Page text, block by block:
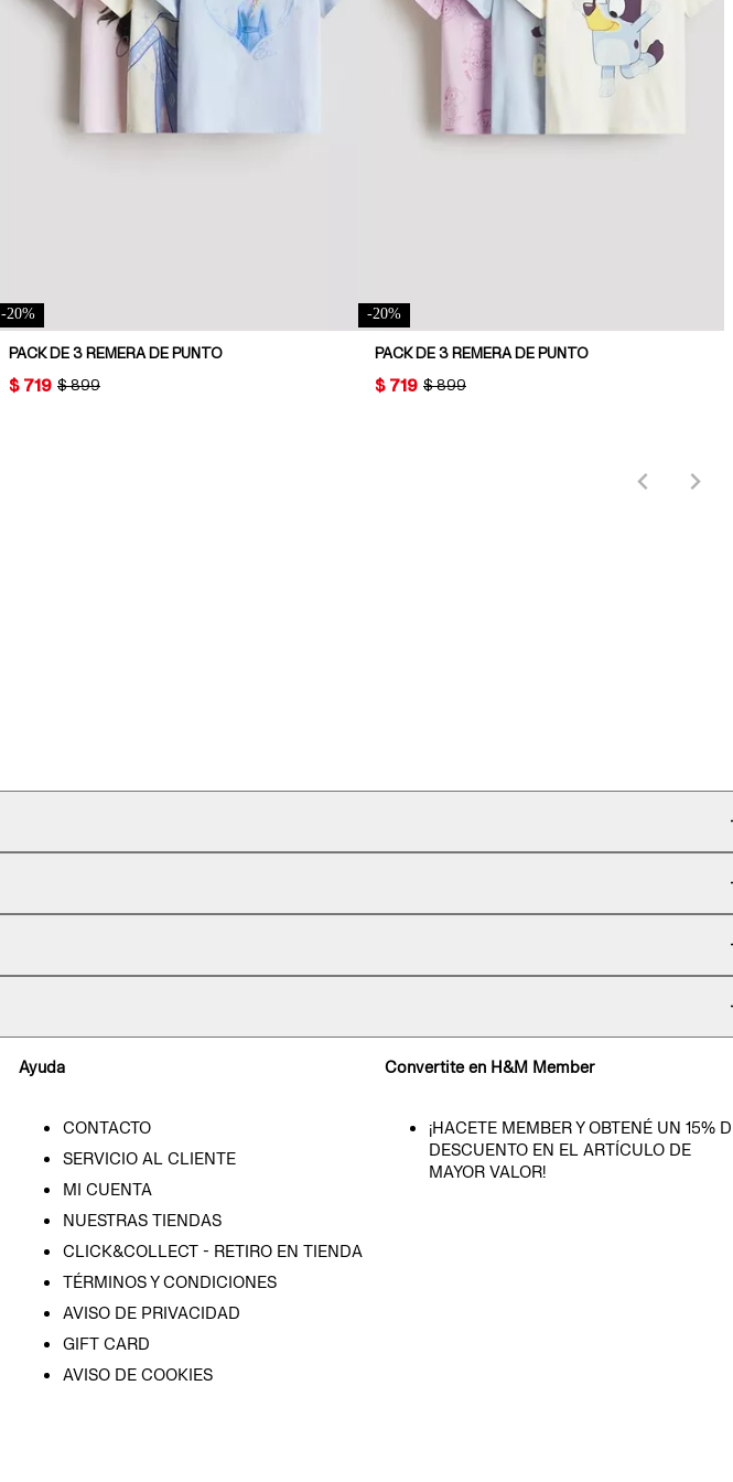
-20%
PACK DE 3 REMERA DE PUNTO
ORIGINAL PRICE:
$ 899
PRICE:
$ 719
-20%
PACK DE 3 REMERA DE PUNTO
ORIGINAL PRICE:
$ 899
PRICE:
$ 719
Ayuda
CONTACTO
SERVICIO AL CLIENTE
MI CUENTA
NUESTRAS TIENDAS
CLICK&COLLECT - RETIRO EN TIENDA
TÉRMINOS Y CONDICIONES
AVISO DE PRIVACIDAD
GIFT CARD
AVISO DE COOKIES
Convertite en H&M Member
¡HACETE MEMBER Y OBTENÉ UN 15%
DESCUENTO EN EL ARTÍCULO DE
MAYOR VALOR!